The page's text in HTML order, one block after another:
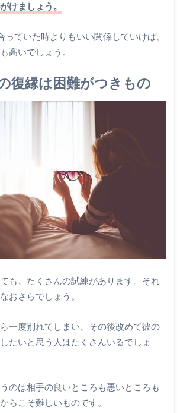
けましょう。
っていた時よりもいい関係していけば、
高いでしょう。
復縁は困難がつきもの
も、たくさんの試練があります。それ
おさらでしょう。
一度別れてしまい、その後改めて彼の
たいと思う人はたくさんいるでしょ
のは相手の良いところも悪いところも
らこそ難しいものです。